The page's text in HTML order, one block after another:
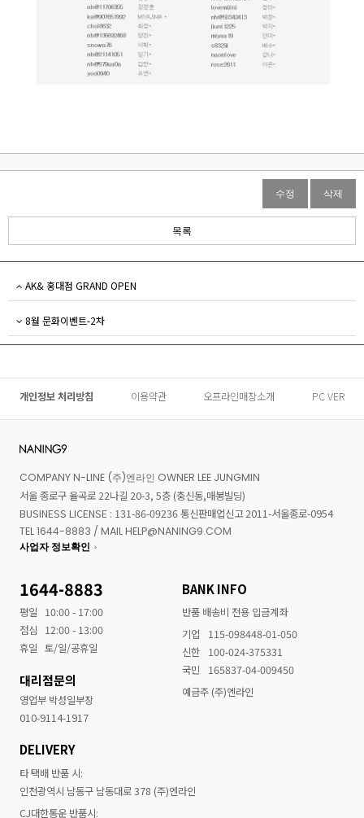
수정 삭제
목록
AK& 홍대점 GRAND OPEN
8월 문화이벤트-2차
개인정보 처리방침 이용약관 오프라인매장소개 PC VER
COMPANY N-LINE (주)엔라인 OWNER LEE JUNGMIN
서울 종로구 율곡로 22나길 20-3, 5층 (충신동,매봉빌딩)
BUSINESS LICENSE : 131-86-09236 통신판매업신고 2011-서울종로-0954
TEL 1644-8883 / MAIL HELP@NANING9.COM
사업자 정보확인
1644-8883
평일
10:00 - 17:00
점심
12:00 - 13:00
휴일 토/일/공휴일
대리점문의
영업부 박성일부장
010-9114-1917
BANK INFO
반품 배송비 전용 입금계좌
기업
115-098448-01-050
신한
100-024-375331
국민
165837-04-009450
예금주 (주)엔라인
DELIVERY
타 택배 반품 시:
인천광역시 남동구 남동대로 378 (주)엔라인
CJ대한통운 반품시: